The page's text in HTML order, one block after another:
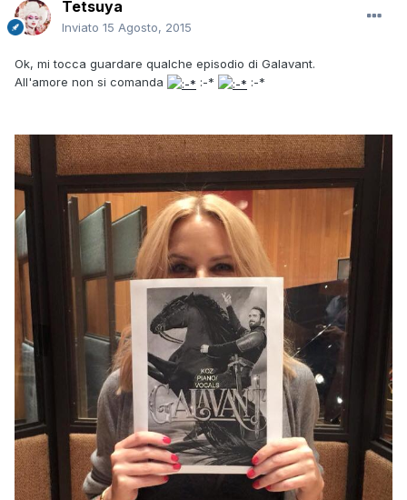
Tetsuya
Inviato 15 Agosto, 2015
Ok, mi tocca guardare qualche episodio di Galavant.
All'amore non si comanda
:-* :-*